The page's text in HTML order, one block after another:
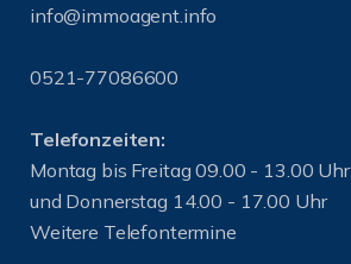
info@immoagent.info
0521-77086600
Telefonzeiten:
Montag bis Freitag 09.00 - 13.00 Uhr
und Donnerstag 14.00 - 17.00 Uhr
Weitere Telefontermine